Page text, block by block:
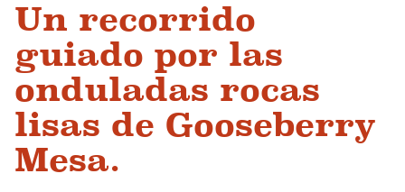
Un recorrido
guiado por las
onduladas rocas
lisas de Gooseberry
Mesa.